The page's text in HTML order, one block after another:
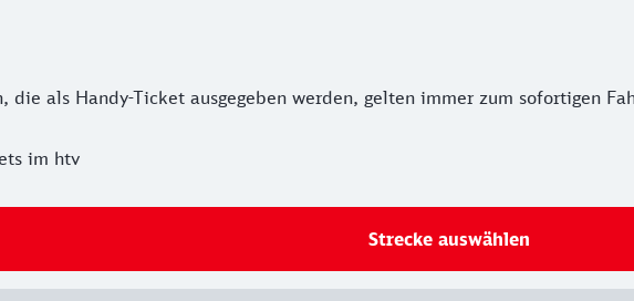
die als Handy-Ticket ausgegeben werden, gelten immer zum sofortigen
im htv
Strecke auswählen